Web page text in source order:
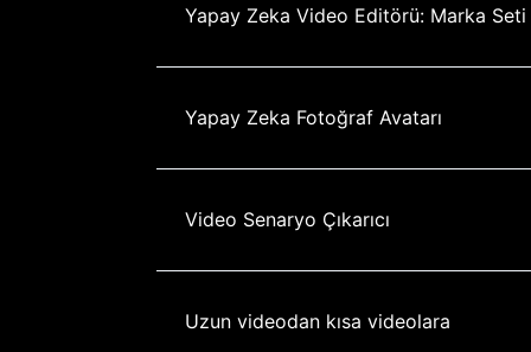
Yapay Zeka Video Editörü: Marka Seti
Yapay Zeka Fotoğraf Avatarı
Video Senaryo Çıkarıcı
Uzun videodan kısa videolara